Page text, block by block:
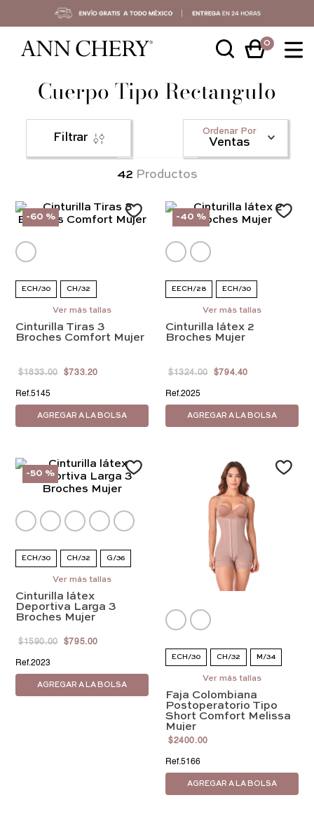
0
Cuerpo Tipo Rectangulo
Filtrar
Ordenar Por
Ventas
42 Productos
-60 %
ECH/30 CH/32
Ver más tallas
Cinturilla Tiras 3
Broches Comfort Mujer
$1833.00 $733.20
5145
AGREGAR A LA BOLSA
-40 %
EECH/28 ECH/30
EEEG/42
Ver más tallas
Cinturilla látex 2
Broches Mujer
$1324.00 $794.40
2025
AGREGAR A LA BOLSA
-50 %
ECH/30 CH/32 G/36
EEG/40
EEEG/42
Ver más tallas
Cinturilla látex
Deportiva Larga 3
Broches Mujer
$1590.00 $795.00
2023
AGREGAR A LA BOLSA
ECH/30 CH/32 M/34
EG/38 EEG/40
EEEG/42 4EG/44
5EG/46
Ver más tallas
Faja Colombiana
Postoperatorio Tipo
Short Comfort Melissa
Mujer
$2400.00
5166
AGREGAR A LA BOLSA